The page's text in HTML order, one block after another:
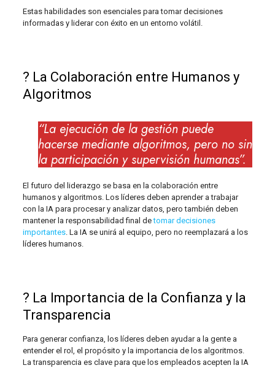
Estas habilidades son esenciales para tomar decisiones
informadas y liderar con éxito en un entorno volátil.
? La Colaboración entre Humanos y
Algoritmos
“La ejecución de la gestión puede
hacerse mediante algoritmos, pero no sin
la participación y supervisión humanas”.
El futuro del liderazgo se basa en la colaboración entre
humanos y algoritmos. Los líderes deben aprender a trabajar
con la IA para procesar y analizar datos, pero también deben
mantener la responsabilidad final detomar decisiones
importantes. La IA se unirá al equipo, pero no reemplazará a los
líderes humanos.
? La Importancia de la Confianza y la
Transparencia
Para generar confianza, los líderes deben ayudar a la gente a
entender el rol, el propósito y la importancia de los algoritmos.
La transparencia es clave para que los empleados acepten la IA